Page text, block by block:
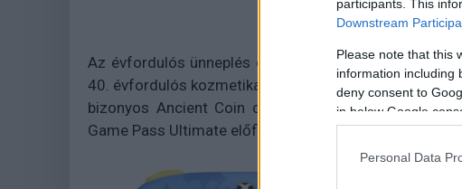
participants. This
Downstream
Please note that this
information including
deny consent to
in below Google
Personal Data
Az évfordulós ünneplés ezzel nem ér véget. A Sea
40. évfordulós kozmetikai tárgyakat kínál, köztük a
bizonyos Ancient Coin csomagokkal szerezhető
Game Pass Ultimate előfizetők egy exkluzív Rare